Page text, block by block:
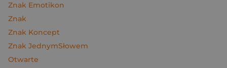
Znak Emotikon
Znak
Znak Koncept
Znak JednymSłowem
Otwarte